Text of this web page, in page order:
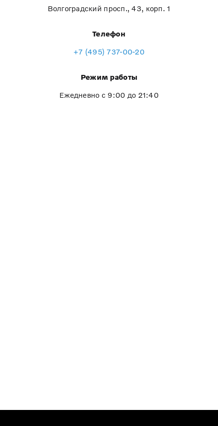
Волгоградский просп., 43, корп. 1
Телефон
+7 (495) 737-00-20
Режим работы
Ежедневно с 9:00 до 21:40